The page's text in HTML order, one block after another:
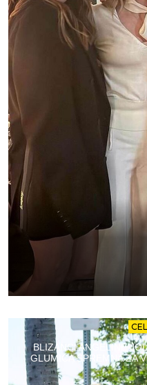
BLIZANCI ANGELINE
GLUMICA SPREMNA ZA